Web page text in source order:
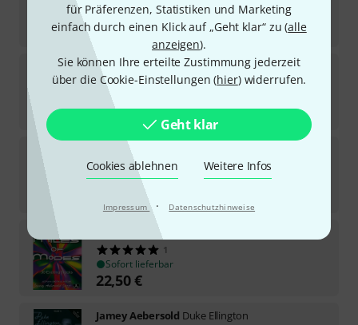
für Präferenzen, Statistiken und Marketing
einfach durch einen Klick auf „Geht klar“ zu (alle
anzeigen).
Sie können Ihre erteilte Zustimmung jederzeit
über die Cookie-Einstellungen (hier) widerrufen.
Geht klar
Cookies ablehnen Weitere Infos
Impressum · Datenschutzhinweise
Sofort lieferbar
19,95€
Jamey Aebersold Favorite Standards
Sofort lieferbar
19,95€
Jamey Aebersold
Sofort lieferbar
Jamey Aebersold
1
Sofort lieferbar
22,50€
Jamey Aebersold Duke Ellington